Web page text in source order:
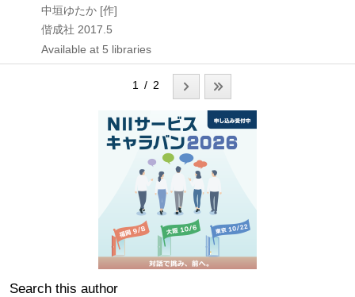
中垣ゆたか [作]
偕成社 2017.5
Available at 5 libraries
1 / 2
Search this author